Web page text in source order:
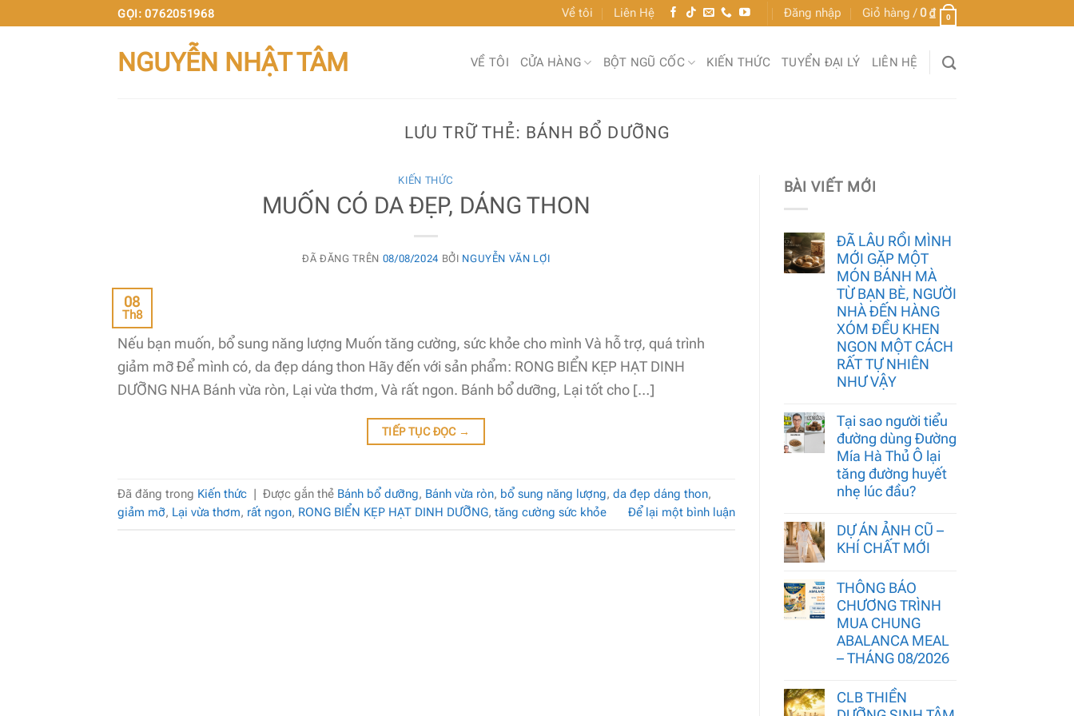
GỌI: 0762051968 Về tôi Liên Hệ Đăng nhập Giỏ hàng /0₫ 0
NGUYỄN NHẬT TÂM VỀ TÔI CỬA HÀNG BỘT NGŨ CỐC KIẾN THỨC TUYỂN ĐẠI LÝ LIÊN HỆ
LƯU TRỮ THẺ: BÁNH BỔ DƯỠNG
KIẾN THỨC
MUỐN CÓ DA ĐẸP, DÁNG THON
ĐÃ ĐĂNG TRÊN 08/08/2024 BỞI NGUYỄN VĂN LỢI
08
Th8
Nếu bạn muốn, bổ sung năng lượng Muốn tăng cường, sức khỏe cho mình Và hỗ trợ, quá trình
giảm mỡ Để mình có, da đẹp dáng thon Hãy đến với sản phẩm: RONG BIỂN KẸP HẠT DINH
DƯỠNG NHA Bánh vừa ròn, Lại vừa thơm, Và rất ngon. Bánh bổ dưỡng, Lại tốt cho […]
TIẾP TỤC ĐỌC →
Đã đăng trong Kiến thức | Được gắn thẻ Bánh bổ dưỡng, Bánh vừa ròn, bổ sung năng lượng, da đẹp dáng thon,
giảm mỡ, Lại vừa thơm, rất ngon, RONG BIỂN KẸP HẠT DINH DƯỠNG, tăng cường sức khỏe Để lại một bình luận
BÀI VIẾT MỚI
ĐÃ LÂU RỒI MÌNH
MỚI GẶP MỘT
MÓN BÁNH MÀ
TỪ BẠN BÈ, NGƯỜI
NHÀ ĐẾN HÀNG
XÓM ĐỀU KHEN
NGON MỘT CÁCH
RẤT TỰ NHIÊN
NHƯ VẬY
Tại sao người tiểu
đường dùng Đường
Mía Hà Thủ Ô lại
tăng đường huyết
nhẹ lúc đầu?
DỰ ÁN ẢNH CŨ –
KHÍ CHẤT MỚI
THÔNG BÁO
CHƯƠNG TRÌNH
MUA CHUNG
ABALANCA MEAL
– THÁNG 08/2026
CLB THIỀN